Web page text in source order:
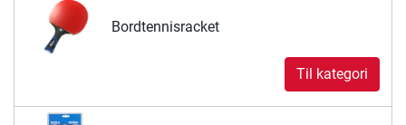
Bordtennisracket
Til kategori